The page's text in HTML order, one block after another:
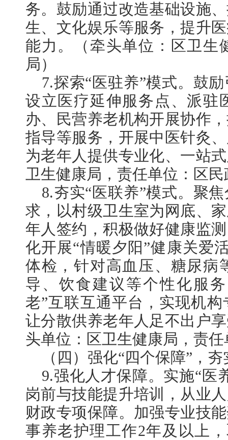
务。鼓励通过改造基础设施
生、文化娱乐等服务，提升
能力。（牵头单位：区卫生
局）
7.探索“医驻养”模式。鼓
设立医疗延伸服务点、派驻
办、民营养老机构开展协作
指导等服务，开展中医针灸
为老年人提供专业化、一站
卫生健康局，责任单位：区
8.夯实“医联养”模式。聚
求，以村级卫生室为网底、
年人签约，积极做好健康监
化开展“情暖夕阳”健康关爱
体检，针对高血压、糖尿病
导、饮食建议等个性化服
老”互联互通平台，实现机
让分散供养老年人足不出户
头单位：区卫生健康局，责
（四）强化“四个保障”，
9.强化人才保障。实施“医
岗前与技能提升培训，从业
财政专项保障。加强专业技
事养老护理工作2年及以上